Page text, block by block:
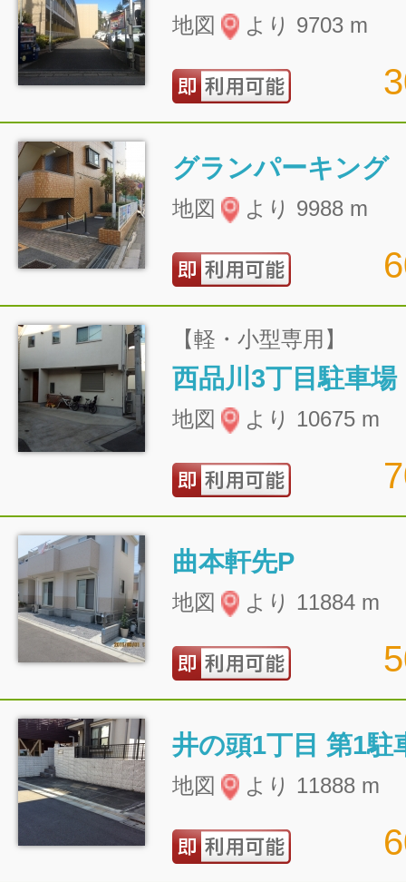
地図 より 9703 m
グランパーキング
地図 より 9988 m
【軽・小型専用】
西品川3丁目駐車場
地図 より 10675 m
曲本軒先P
地図 より 11884 m
井の頭1丁目 第1駐
地図 より 11888 m